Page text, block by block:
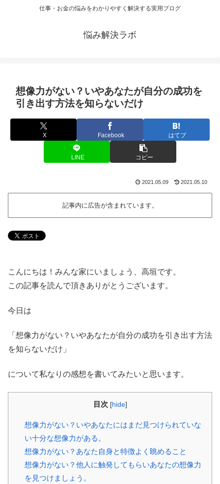
仕事・お金の悩みをわかりやすく解決する実用ブログ
悩み解決ラボ
想像力がない？いやあなたが自分の成功を
引き出す方法を知らないだけ
X Facebook はてブ
LINE コピー
2021.05.09 2021.05.10
記事内に広告が含まれています。
こんにちは！みんな家にいましょう、高垣です。
この記事を読んで頂きありがとうございます。
今日は
「想像力がない？いやあなたが自分の成功を引き出す方法
を知らないだけ」
について私なりの感想を書いてみたいと思います。
目次 [hide]
想像力がない？いやあなたにはまだ見つけられていな
い十分な想像力がある。
想像力がない？あなた自身と特徴よく眺めること
想像力がない？他人に触発してもらいあなたの想像力
を見つけましょう。